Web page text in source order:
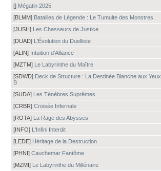
[] Mégatin 2025
[BLMM] Batailles de Légende : Le Tumulte des Monstres
[JUSH] Les Chasseurs de Justice
[DUAD] L'Évolution du Duelliste
[ALIN] Intuition d'Alliance
[MZTM] Le Labyrinthe du Maître
[SDWD] Deck de Structure : La Destinée Blanche aux Yeux
B
[SUDA] Les Ténèbres Suprêmes
[CRBR] Croisée Infernale
[ROTA] La Rage des Abysses
[INFO] L'Infini Interdit
[LEDE] Héritage de la Destruction
[PHNI] Cauchemar Fantôme
[MZMI] Le Labyrinthe du Millénaire